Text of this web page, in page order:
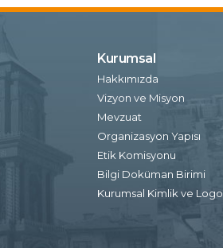
Kurumsal
Hakkımızda
Vizyon ve Misyon
Mevzuat
Organizasyon Yapısı
Etik Komisyonu
Bilgi Doküman Birimi
Kurumsal Kimlik ve Logo